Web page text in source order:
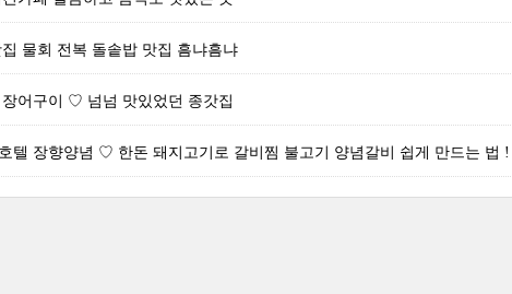
물회 전복 돌솥밥 맛집 흠냐흠냐
어구이 ♡ 넘넘 맛있었던 종갓집
텔 장향양념 ♡ 한돈 돼지고기로 갈비찜 불고기 양념갈비 쉽게 만드는 법 !